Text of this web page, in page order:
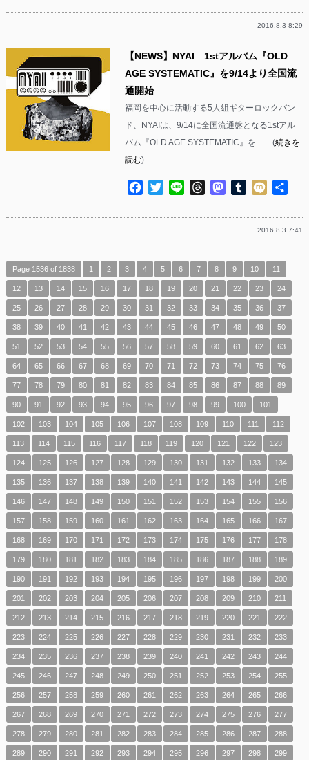
2016.8.3 8:29
【NEWS】NYAI 1stアルバム『OLD
AGE SYSTEMATIC』を9/14より全国流
通開始
福岡を中心に活動する5人組ギターロックバン
ド、NYAIは、9/14に全国流通盤となる1stアル
バム『OLD AGE SYSTEMATIC』を……(続きを
読む)
Facebook
TwitterLine ThreadsMastodon
Tumblr
Mixi
2016.8.3 7:41
Page 1536 of 1838 1 2 3 4 5 6 7 8 9 10 11
12 13 14 15 16 17 18 19 20 21 22 23 24
25 26 27 28 29 30 31 32 33 34 35 36 37
38 39 40 41 42 43 44 45 46 47 48 49 50
51 52 53 54 55 56 57 58 59 60 61 62 63
64 65 66 67 68 69 70 71 72 73 74 75 76
77 78 79 80 81 82 83 84 85 86 87 88 89
90 91 92 93 94 95 96 97 98 99 100 101
102 103 104 105 106 107 108 109 110 111 112
113 114 115 116 117 118 119 120 121 122 123
124 125 126 127 128 129 130 131 132 133 134
135 136 137 138 139 140 141 142 143 144 145
146 147 148 149 150 151 152 153 154 155 156
157 158 159 160 161 162 163 164 165 166 167
168 169 170 171 172 173 174 175 176 177 178
179 180 181 182 183 184 185 186 187 188 189
190 191 192 193 194 195 196 197 198 199 200
201 202 203 204 205 206 207 208 209 210 211
212 213 214 215 216 217 218 219 220 221 222
223 224 225 226 227 228 229 230 231 232 233
234 235 236 237 238 239 240 241 242 243 244
245 246 247 248 249 250 251 252 253 254 255
256 257 258 259 260 261 262 263 264 265 266
267 268 269 270 271 272 273 274 275 276 277
278 279 280 281 282 283 284 285 286 287 288
289 290 291 292 293 294 295 296 297 298 299